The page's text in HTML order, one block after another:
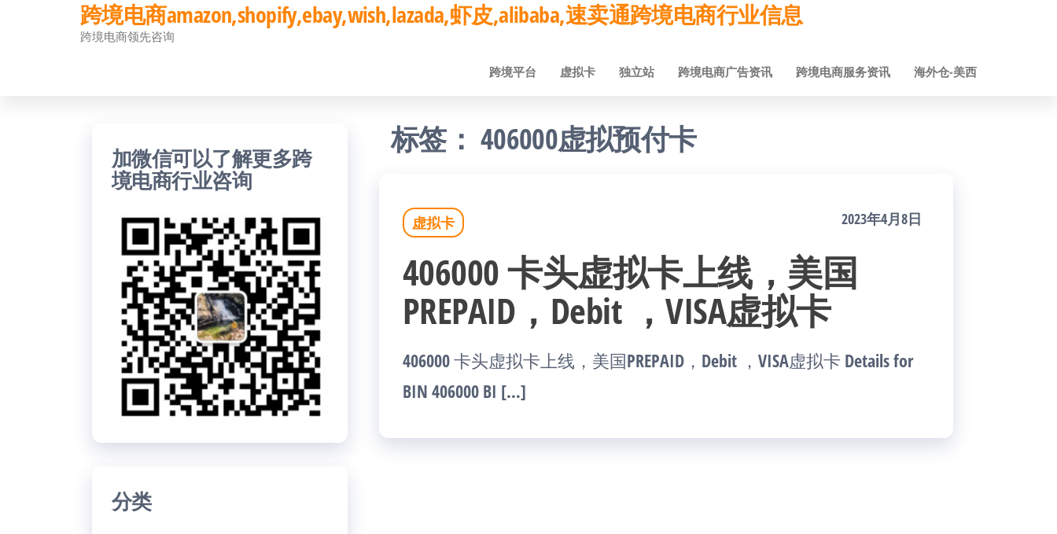
跨境电商amazon,shopify,ebay,wish,lazada,虾皮,alibaba,速卖通跨境电商行业信息
跨境电商领先咨询
跨境平台 虚拟卡 独立站 跨境电商广告资讯 跨境电商服务资讯 海外仓-美西
标签：406000虚拟预付卡
虚拟卡 2023年4月8日
406000 卡头虚拟卡上线，美国
PREPAID，Debit ，VISA虚拟卡
406000 卡头虚拟卡上线，美国PREPAID，Debit ，VISA虚拟卡 Details for
BIN 406000 BI […]
加微信可以了解更多跨
境电商行业咨询
分类